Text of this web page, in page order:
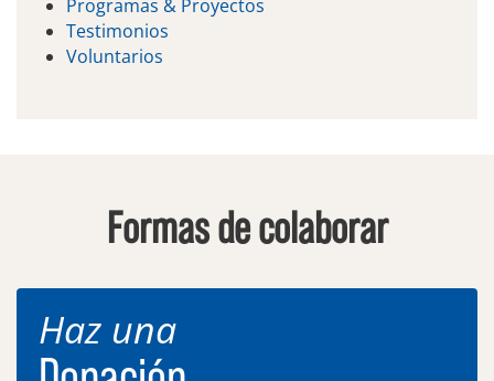
Programas & Proyectos
Testimonios
Voluntarios
Formas de colaborar
Haz una